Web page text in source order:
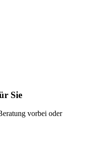
Sie
vorbei oder